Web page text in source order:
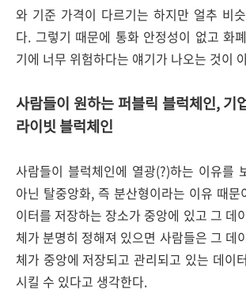
와 기준 가격이 다르기는 하지만 얼추 비
다. 그렇기 때문에 통화 안정성이 없고 화
기에 너무 위험하다는 얘기가 나오는 것이
사람들이 원하는 퍼블릭 블럭체인, 기
라이빗 블럭체인
사람들이 블럭체인에 열광(?)하는 이유를
아닌 탈중앙화, 즉 분산형이라는 이유 때문
이터를 저장하는 장소가 중앙에 있고 그 데
체가 분명히 정해져 있으면 사람들은 그 데
체가 중앙에 저장되고 관리되고 있는 데이
시킬 수 있다고 생각한다.